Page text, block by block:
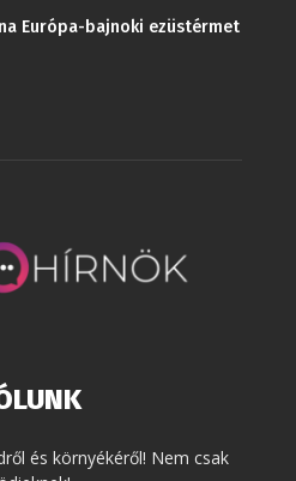
Európa-bajnoki ezüstérmet
és környékéről! Nem csak